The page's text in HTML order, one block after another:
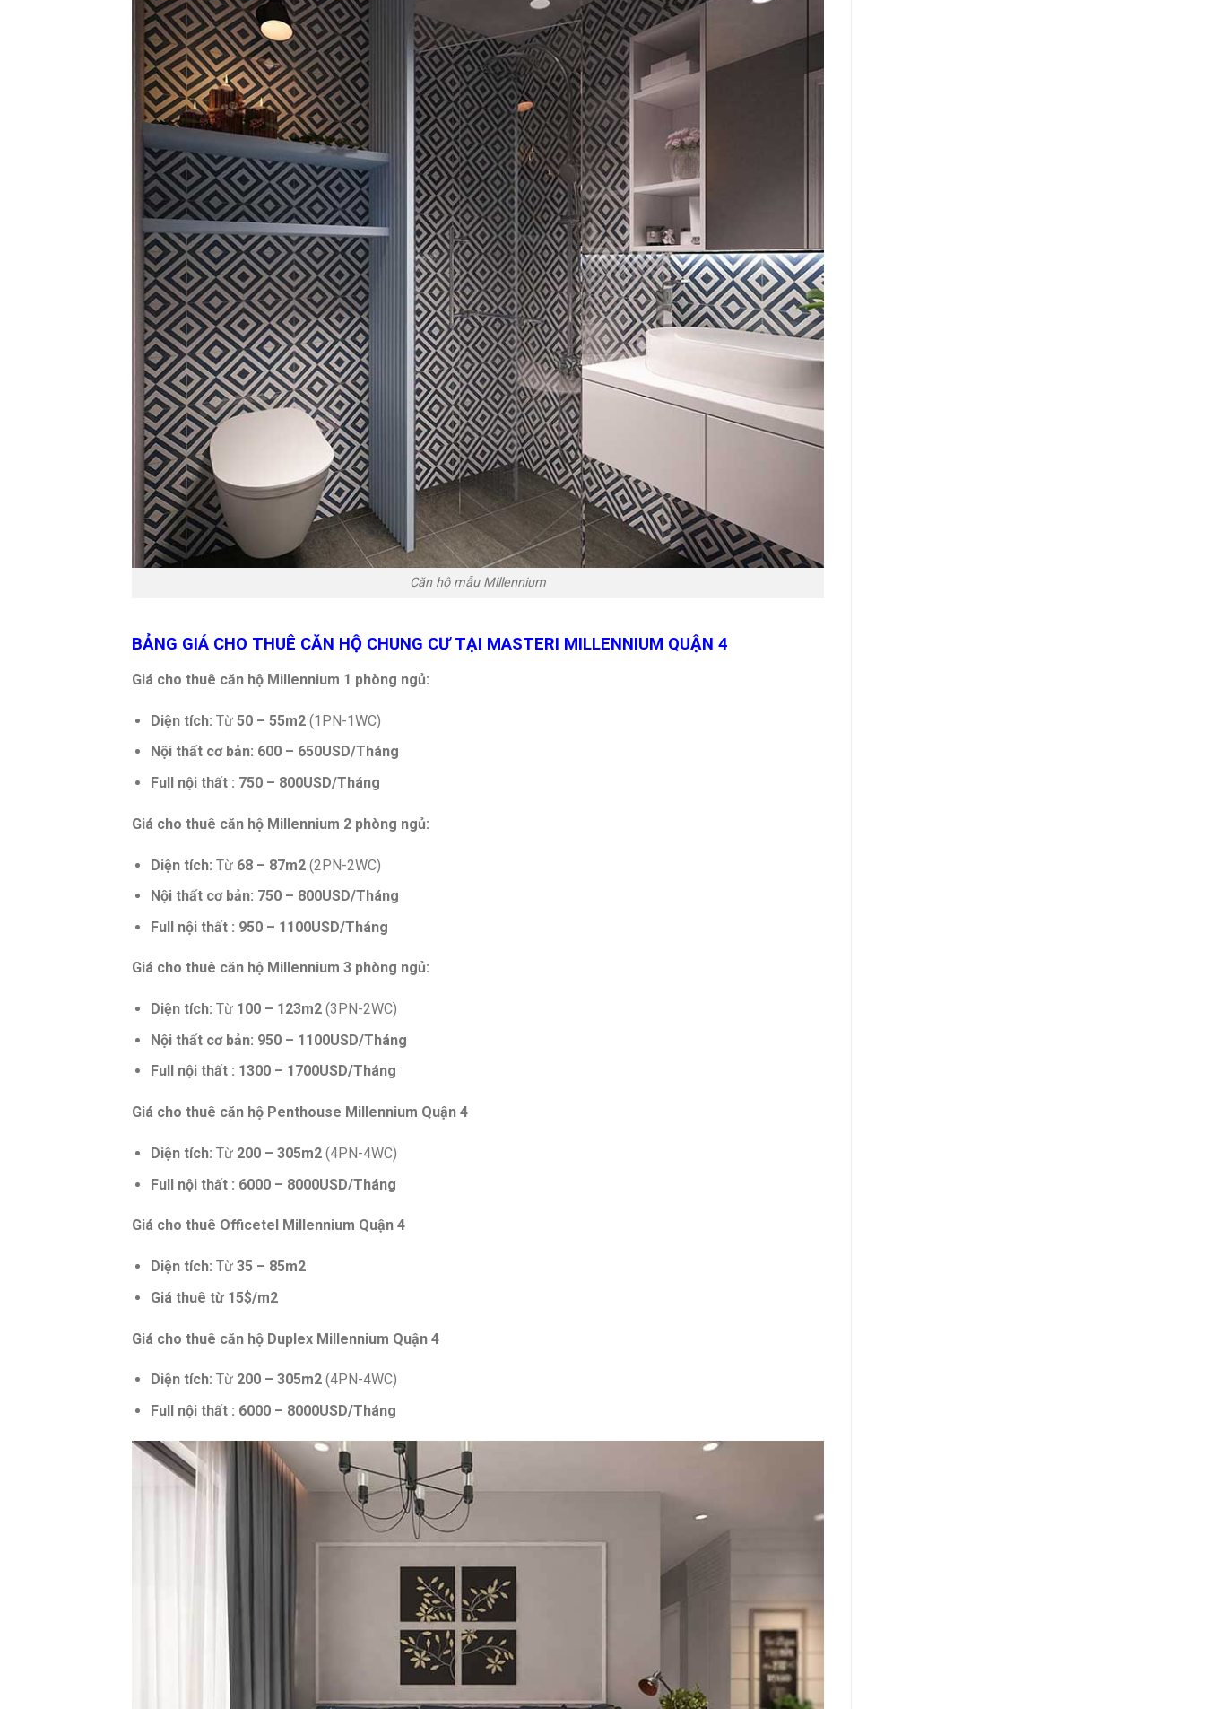
Căn hộ mẫu Millennium
BẢNG GIÁ CHO THUÊ CĂN HỘ CHUNG CƯ TẠI MASTERI MILLENNIUM QUẬN 4
Giá cho thuê căn hộ Millennium 1 phòng ngủ:
Diện tích: Từ 50 – 55m2(1PN-1WC)
Nội thất cơ bản: 600 – 650USD/Tháng
Full nội thất : 750 – 800USD/Tháng
Giá cho thuê căn hộ Millennium 2 phòng ngủ:
Diện tích: Từ 68 – 87m2(2PN-2WC)
Nội thất cơ bản: 750 – 800USD/Tháng
Full nội thất : 950 – 1100USD/Tháng
Giá cho thuê căn hộ Millennium 3 phòng ngủ:
Diện tích: Từ 100 – 123m2(3PN-2WC)
Nội thất cơ bản: 950 – 1100USD/Tháng
Full nội thất : 1300 – 1700USD/Tháng
Giá cho thuê căn hộ Penthouse Millennium Quận 4
Diện tích: Từ 200 – 305m2(4PN-4WC)
Full nội thất : 6000 – 8000USD/Tháng
Giá cho thuê Officetel Millennium Quận 4
Diện tích: Từ 35 – 85m2
Giá thuê từ 15$/m2
Giá cho thuê căn hộ Duplex Millennium Quận 4
Diện tích: Từ 200 – 305m2(4PN-4WC)
Full nội thất : 6000 – 8000USD/Tháng